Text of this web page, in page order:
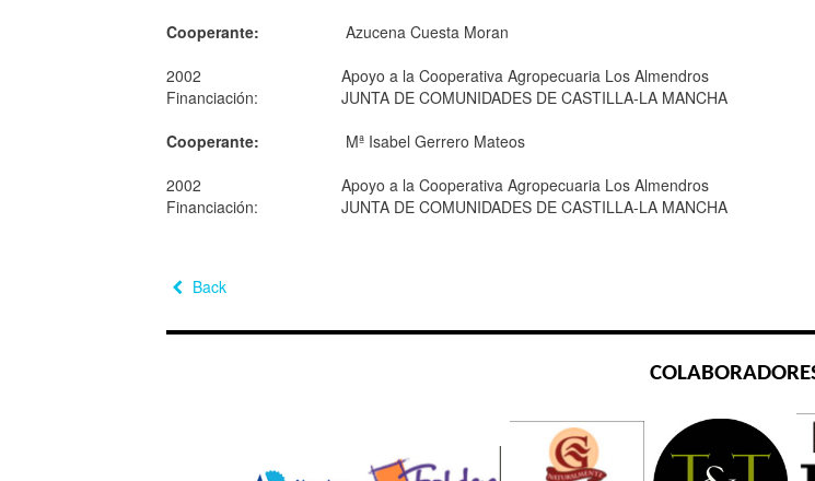
Cooperante:
Azucena Cuesta Moran
2002
Apoyo a la Cooperativa Agropecuaria Los Almendros
Financiación:
JUNTA DE COMUNIDADES DE CASTILLA-LA MANCHA
Cooperante:
Mª Isabel Gerrero Mateos
2002
Apoyo a la Cooperativa Agropecuaria Los Almendros
Financiación:
JUNTA DE COMUNIDADES DE CASTILLA-LA MANCHA
Back